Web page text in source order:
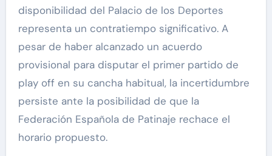
disponibilidad del Palacio de los Deportes
representa un contratiempo significativo. A
pesar de haber alcanzado un acuerdo
provisional para disputar el primer partido de
play off en su cancha habitual, la incertidumbre
persiste ante la posibilidad de que la
Federación Española de Patinaje rechace el
horario propuesto.